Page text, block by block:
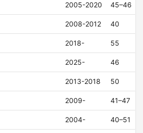
2005-2020 45–46
2008-2012 40
2018- 55
2025- 46
2013-2018 50
2009- 41–47
2004- 40–51